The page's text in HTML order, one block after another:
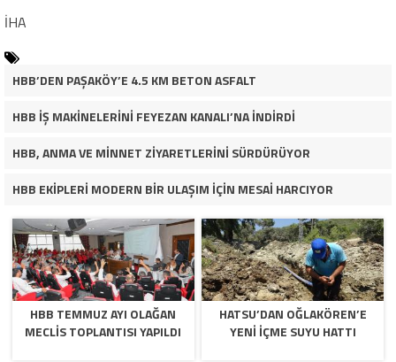
İHA
HBB’DEN PAŞAKÖY’E 4.5 KM BETON ASFALT
HBB İŞ MAKİNELERİNİ FEYEZAN KANALI’NA İNDİRDİ
HBB, ANMA VE MİNNET ZİYARETLERİNİ SÜRDÜRÜYOR
HBB EKİPLERİ MODERN BİR ULAŞIM İÇİN MESAİ HARCIYOR
HBB TEMMUZ AYI OLAĞAN
MECLİS TOPLANTISI YAPILDI
HATSU’DAN OĞLAKÖREN’E
YENİ İÇME SUYU HATTI